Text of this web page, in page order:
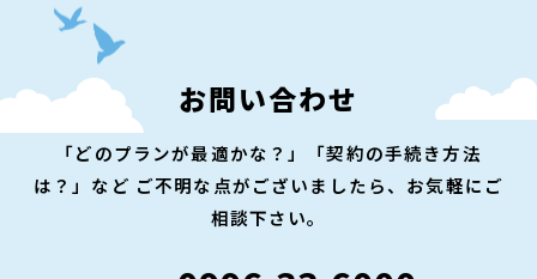
お問い合わせ
「どのプランが最適かな？」「契約の手続き方法
は？」など ご不明な点がございましたら、お気軽にご
相談下さい。